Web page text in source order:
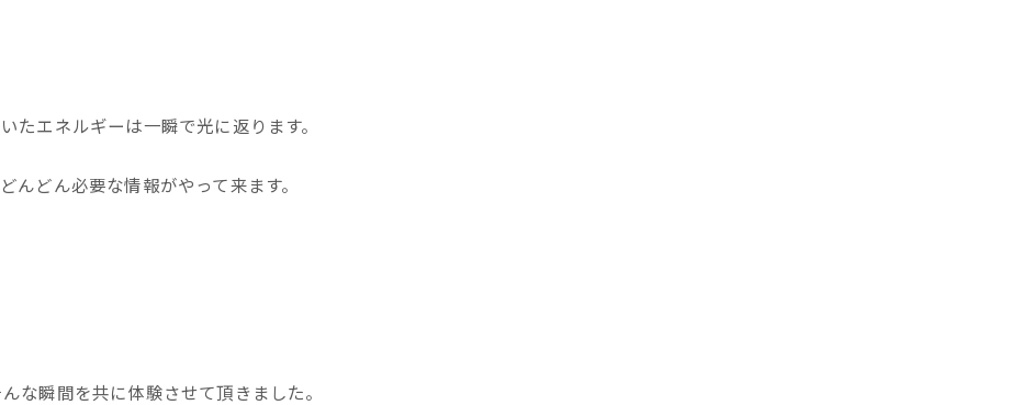
たエネルギーは一瞬で光に返ります。
んどん必要な情報がやって来ます。
な瞬間を共に体験させて頂きました。